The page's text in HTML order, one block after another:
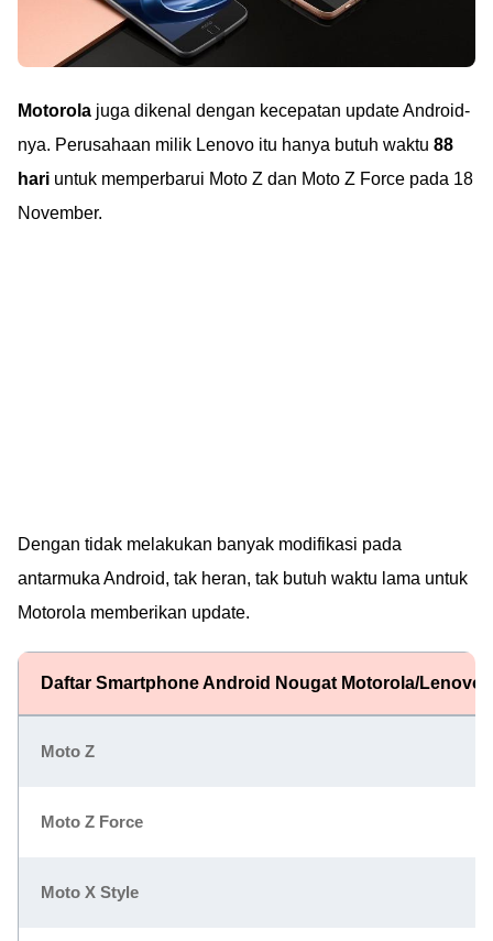
Motorola juga dikenal dengan kecepatan update Android-
nya. Perusahaan milik Lenovo itu hanya butuh waktu 88
hari untuk memperbarui Moto Z dan Moto Z Force pada 18
November.
Dengan tidak melakukan banyak modifikasi pada
antarmuka Android, tak heran, tak butuh waktu lama untuk
Motorola memberikan update.
Daftar Smartphone Android Nougat Motorola/Lenovo
Moto Z
Moto Z Force
Moto X Style